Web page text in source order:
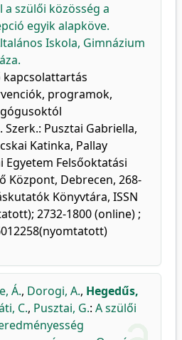
a szülői közösség a
egyik alapköve.
Iskola, Gimnázium
kapcsolattartás
programok,
Pusztai Gabriella,
Katinka, Pallay
Egyetem Felsőoktatási
Központ, Debrecen, 268-
Könyvtára, ISSN
2732-1800 (online) ;
Á., Dorogi, A., Hegedűs,
C., Pusztai, G.: A szülői